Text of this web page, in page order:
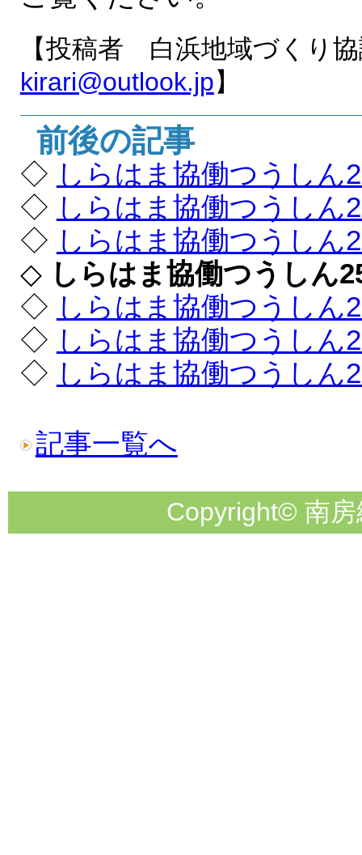
【投稿者 白浜地域づくり
kirari@outlook.jp】
前後の記事
◇ しらはま協働つうしん
◇ しらはま協働つうしん
◇ しらはま協働つうしん
◇ しらはま協働つうしん
◇ しらはま協働つうしん
◇ しらはま協働つうしん
◇ しらはま協働つうしん
記事一覧へ
Copyright© 南